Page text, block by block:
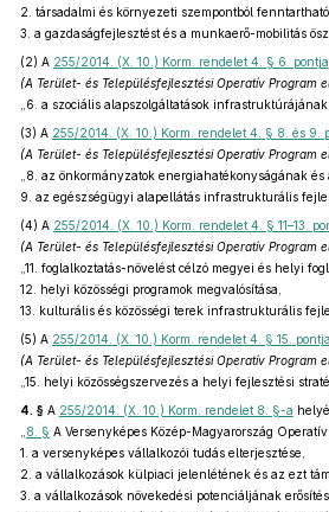
2. társadalmi és környezeti szempontból
3. a gazdaságfejlesztést és a munkaerő-mobilitás
(2) A 255/2014. (X. 10.) Korm. rendelet 4. § 6. pontja
(A Terület- és Településfejlesztési Operatív
„6. a szociális alapszolgáltatások
(3) A 255/2014. (X. 10.) Korm. rendelet 4. § 8. és 9.
(A Terület- és Településfejlesztési Operatív
„8. az önkormányzatok energiahatékonyságának
9. az egészségügyi alapellátás infrastrukturális
(4) A 255/2014. (X. 10.) Korm. rendelet 4. § 11–13.
(A Terület- és Településfejlesztési Operatív
„11. foglalkoztatás-növelést célzó megyei és helyi
12. helyi közösségi programok megvalósítása,
13. kulturális és közösségi terek infrastrukturális
(5) A 255/2014. (X. 10.) Korm. rendelet 4. § 15. pontja
(A Terület- és Településfejlesztési Operatív
„15. helyi közösségszervezés a helyi fejlesztési
4. §A 255/2014. (X. 10.) Korm. rendelet 8. §-a
8. § A Versenyképes Közép-Magyarország
1. a versenyképes vállalkozói tudás elterjesztése,
2. a vállalkozások külpiaci jelenlétének és az ezt
3. a vállalkozások növekedési potenciáljának